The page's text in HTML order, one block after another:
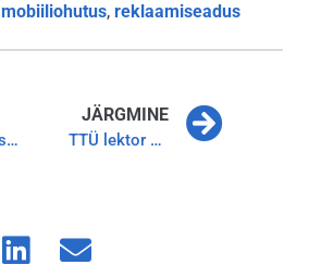
mobiiliohutus, reklaamiseadus
Tartlased suhtuvad mobiilimastidesse ettevaatusega
JÄRGMINE
TTÜ lektor Tarmo Koppel: “Elektromagnetväljade mõju on akumuleeruv”